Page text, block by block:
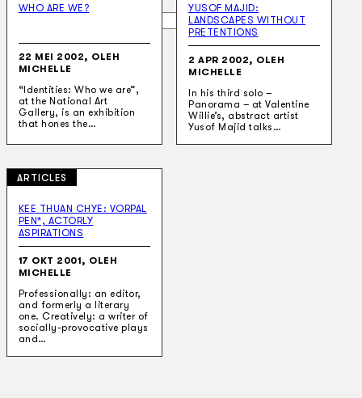
×
WHO ARE WE?
22 MEI 2002, OLEH
MICHELLE
“Identities: Who we are”,
at the National Art
Gallery, is an exhibition
that hones the…
YUSOF MAJID:
LANDSCAPES WITHOUT
PRETENTIONS
2 APR 2002, OLEH
MICHELLE
In his third solo –
Panorama – at Valentine
Willie’s, abstract artist
Yusof Majid talks…
ARTICLES
KEE THUAN CHYE: VORPAL
PEN*, ACTORLY
ASPIRATIONS
17 OKT 2001, OLEH
MICHELLE
Professionally: an editor,
and formerly a literary
one. Creatively: a writer of
socially-provocative plays
and…